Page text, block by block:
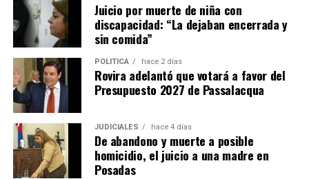
Juicio por muerte de niña con
discapacidad: “La dejaban encerrada y
sin comida”
POLÍTICA hace 2 días
Rovira adelantó que votará a favor del
Presupuesto 2027 de Passalacqua
JUDICIALES hace 4 días
De abandono y muerte a posible
homicidio, el juicio a una madre en
Posadas